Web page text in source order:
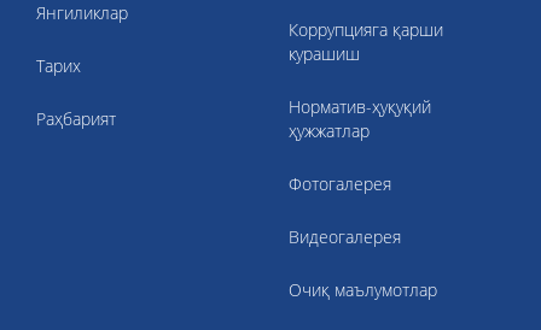
Янгиликлар
Тарих
Раҳбарият
Коррупцияга қарши
курашиш
Норматив-ҳуқуқий
ҳужжатлар
Фотогалерея
Видеогалерея
Очиқ маълумотлар